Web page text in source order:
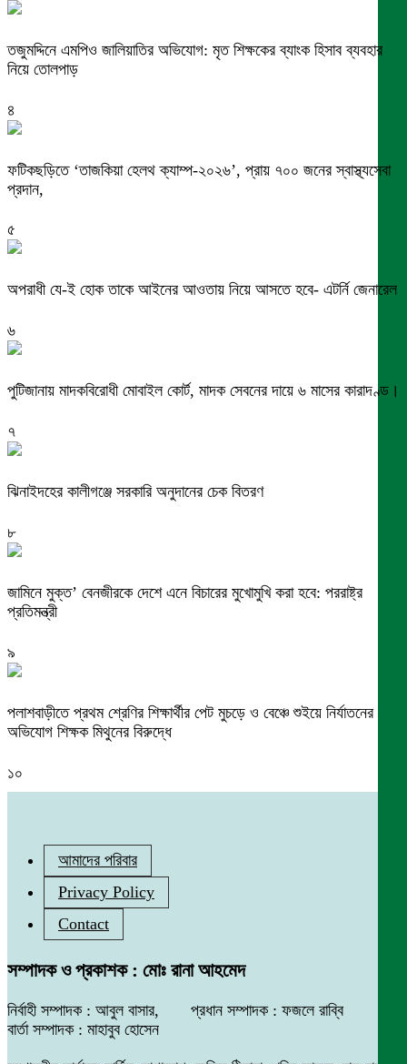
তজুমদ্দিনে এমপিও জালিয়াতির অভিযোগ: মৃত শিক্ষকের ব্যাংক হিসাব ব্যবহার
নিয়ে তোলপাড়
৪
ফটিকছড়িতে ‘তাজকিয়া হেলথ ক্যাম্প-২০২৬’, প্রায় ৭০০ জনের স্বাস্থ্যসেবা
প্রদান,
৫
অপরাধী যে-ই হোক তাকে আইনের আওতায় নিয়ে আসতে হবে- এটর্নি জেনারেল
৬
পুটিজানায় মাদকবিরোধী মোবাইল কোর্ট, মাদক সেবনের দায়ে ৬ মাসের কারাদণ্ড।
৭
ঝিনাইদহের কালীগঞ্জে সরকারি অনুদানের চেক বিতরণ
৮
জামিনে মুক্ত’ বেনজীরকে দেশে এনে বিচারের মুখোমুখি করা হবে: পররাষ্ট্র
প্রতিমন্ত্রী
৯
পলাশবাড়ীতে প্রথম শ্রেণির শিক্ষার্থীর পেট মুচড়ে ও বেঞ্চে শুইয়ে নির্যাতনের
অভিযোগ শিক্ষক মিথুনের বিরুদ্ধে
১০
আমাদের পরিবার
Privacy Policy
Contact
সম্পাদক ও প্রকাশক : মোঃ রানা আহমেদ
নির্বাহী সম্পাদক : আবুল বাসার, প্রধান সম্পাদক : ফজলে রাব্বি
বার্তা সম্পাদক : মাহাবুব হোসেন